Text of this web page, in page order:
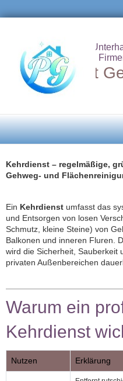
Putzdienst
Kehrdienst – regelmäßige,
Gehweg‑ und
Ein Kehrdienst umfasst das
und Entsorgen von losen
Schmutz, kleine Steine) von
Balkonen und inneren Fluren.
wird die Sicherheit, Sauberkeit
privaten Außenbereichen
Warum ein
Kehrdienst
Nutzen Erklärung